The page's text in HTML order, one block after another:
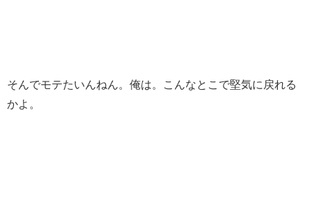
そんでモテたいんねん。俺は。こんなとこで堅気に戻れる
かよ。